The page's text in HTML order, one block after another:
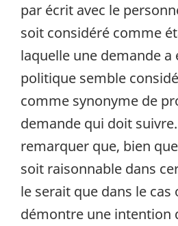
par écrit avec le
soit considéré comme
laquelle une demande a
politique semble
comme synonyme de
demande qui doit
remarquer que, bien
soit raisonnable dans
le serait que dans le
démontre une intention